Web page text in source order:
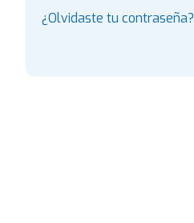
¿Olvidaste tu contraseña?